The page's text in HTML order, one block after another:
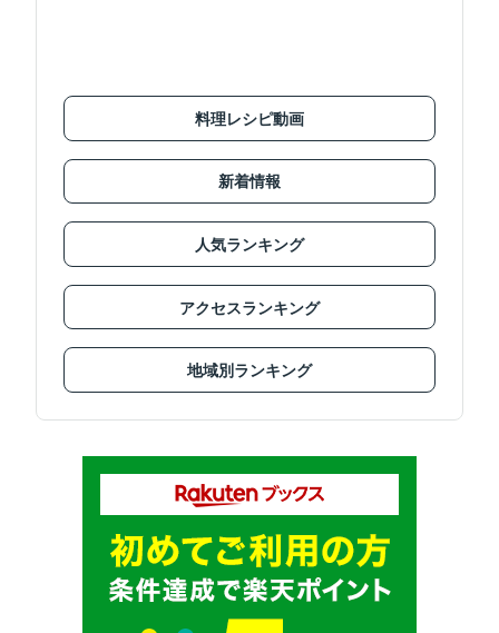
料理レシピ動画
新着情報
人気ランキング
アクセスランキング
地域別ランキング